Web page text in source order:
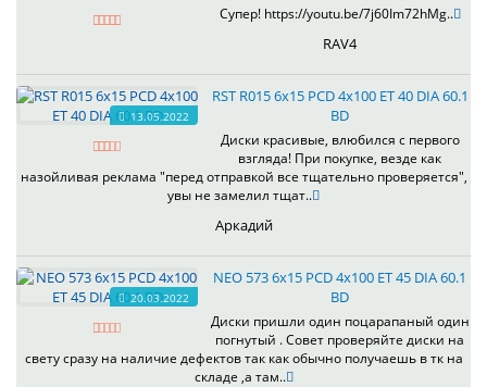
Супер! https://youtu.be/7j60Im72hMg..
RAV4
13.05.2022
RST R015 6x15 PCD 4x100 ET 40 DIA 60.1
BD
Диски красивые, влюбился с первого
взгляда! При покупке, везде как
назойливая реклама "перед отправкой все тщательно проверяется",
увы не замелил тщат..
Аркадий
20.03.2022
NEO 573 6x15 PCD 4x100 ET 45 DIA 60.1
BD
Диски пришли один поцарапаный один
погнутый . Совет проверяйте диски на
свету сразу на наличие дефектов так как обычно получаешь в тк на
складе ,а там..